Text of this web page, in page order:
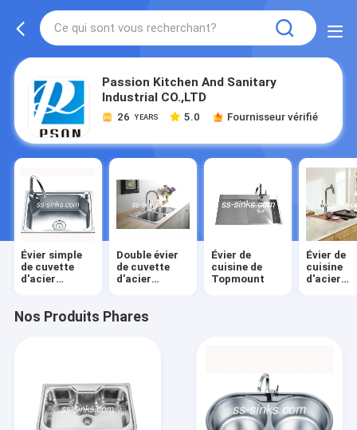
Passion Kitchen And Sanitary
Industrial CO.,LTD
26 YEARS 5.0 Fournisseur vérifié
Évier simple
de cuvette
d'acier
Double évier
de cuvette
d'acier
Évier de
cuisine de
Topmount
Évier de
cuisine
d'acier
Nos Produits Phares